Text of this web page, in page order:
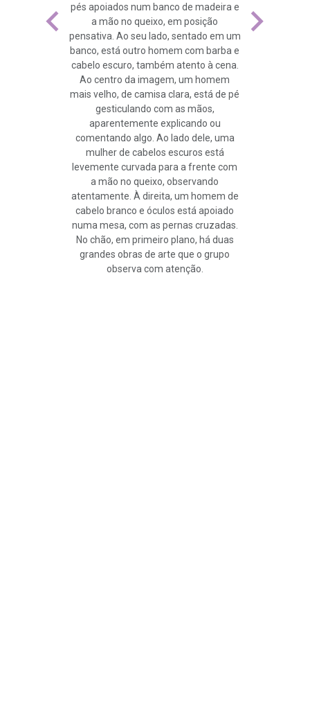
pés apoiados num banco de madeira e
a mão no queixo, em posição
pensativa. Ao seu lado, sentado em um
banco, está outro homem com barba e
cabelo escuro, também atento à cena.
Ao centro da imagem, um homem
mais velho, de camisa clara, está de pé
gesticulando com as mãos,
aparentemente explicando ou
comentando algo. Ao lado dele, uma
mulher de cabelos escuros está
levemente curvada para a frente com
a mão no queixo, observando
atentamente. À direita, um homem de
cabelo branco e óculos está apoiado
numa mesa, com as pernas cruzadas.
No chão, em primeiro plano, há duas
grandes obras de arte que o grupo
observa com atenção.